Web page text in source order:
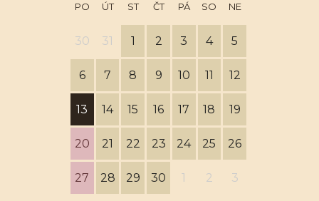
PO ÚT ST ČT PÁ SO NE
30 31 1 2 3 4 5
6 7 8 9 10 11 12
13 14 15 16 17 18 19
20 21 22 23 24 25 26
27 28 29 30 1 2 3